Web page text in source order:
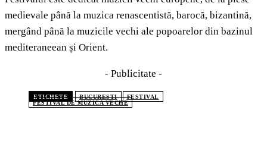
medievale până la muzica renascentistă, barocă, bizantină,
mergând până la muzicile vechi ale popoarelor din bazinul
mediteraneean și Orient.
- Publicitate -
ETICHETE BUCURESTI
FESTIVAL
FESTIVAL DE MUZICA VECHE